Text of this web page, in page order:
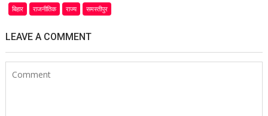
बिहार राजनीतिक राज्य समस्तीपुर
LEAVE A COMMENT